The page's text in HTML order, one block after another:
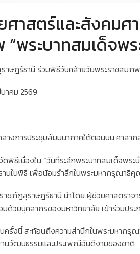
าสตร์และสังคมศ
พระบาทสมเด็จพร
ษฎร์ธานี ร่วมพิธีวันคล้ายวันพระราชสมภพ
าคม 2569
างการประชุมสัมมนาภาคใต้ตอนบน ศาลา
พิธีเนื่องใน “วันที่ระลึกพระบาทสมเด็จพร
านในพิธี เพื่อน้อมรำลึกในพระมหากรุณาธิ
าชภัฏสุราษฎร์ธานี นำโดย ผู้ช่วยศาสตร
ด้วยบุคลากรของมหาวิทยาลัย เข้าร่วมป
นครั้งนี้ สะท้อนถึงความสำนึกในพระมหาก
นวัฒนธรรมและประเพณีอันดีงามของชาติ